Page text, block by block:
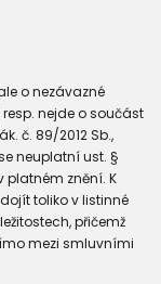
o nezávazné
nejde o součást
č. 89/2012 Sb.,
neuplatní ust. §
platném znění. K
toliko v listinné
přičemž
mezi smluvními